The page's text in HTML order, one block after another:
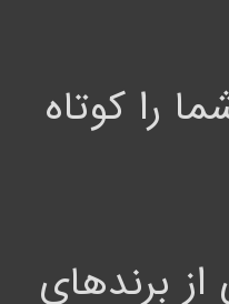
را کوتاه
برندهای